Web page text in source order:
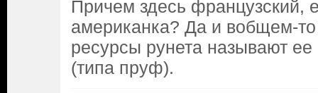
Причем здесь французский,
американка? Да и вобщем-
ресурсы рунета называют ее
(типа пруф).